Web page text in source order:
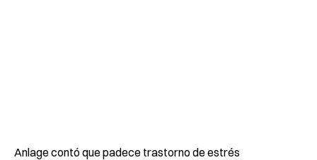
Anlage contó que padece trastorno de estrés